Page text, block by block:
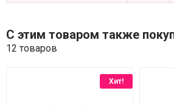
С этим товаром также
12 товаров
Хит!